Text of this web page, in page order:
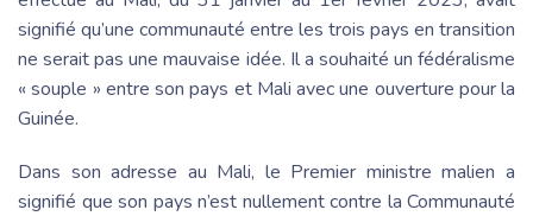
signifié qu’une communauté entre les trois pays en transition
ne serait pas une mauvaise idée. Il a souhaité un fédéralisme
« souple » entre son pays et Mali avec une ouverture pour la
Guinée.
Dans son adresse au Mali, le Premier ministre malien a
signifié que son pays n’est nullement contre la Communauté